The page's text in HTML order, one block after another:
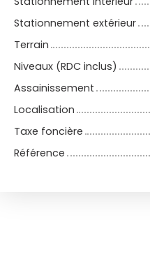
Stationnement extérieur
Terrain
Niveaux (RDC inclus)
Assainissement
Localisation
Taxe foncière
Référence